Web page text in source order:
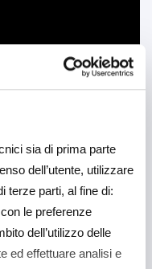
sia di prima parte
dell’utente, utilizzare
terze parti, al fine di:
le preferenze
dell’utilizzo delle
ed effettuare analisi e